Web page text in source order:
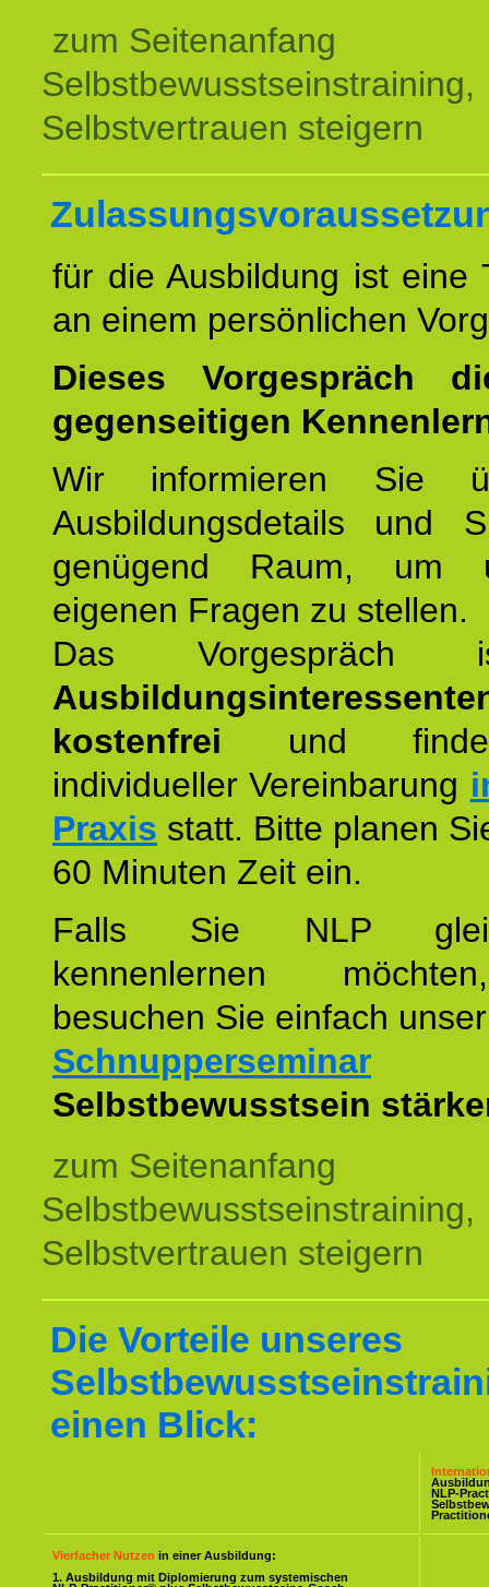
zum Seitenanfang
Selbstbewusstseinstraining,
Selbstvertrauen steigern
für die Ausbildung ist eine
an einem persönlichen
Dieses Vorgespräch
gegenseitigen
Wir informieren Sie
Ausbildungsdetails und
genügend Raum, um
eigenen Fragen zu stellen.
Das
kostenfrei und
individueller Vereinbarung
Praxis statt. Bitte planen
60 Minuten Zeit ein.
Falls Sie NLP
kennenlernen
besuchen Sie einfach unser
Schnupperseminar
Selbstbewusstsein
zum Seitenanfang
Selbstbewusstseinstraining,
Selbstvertrauen steigern
Die Vorteile unseres
einen Blick:
NLP-
Vierfacher Nutzen in einer Ausbildung:
1. Ausbildung mit Diplomierung zum systemischen